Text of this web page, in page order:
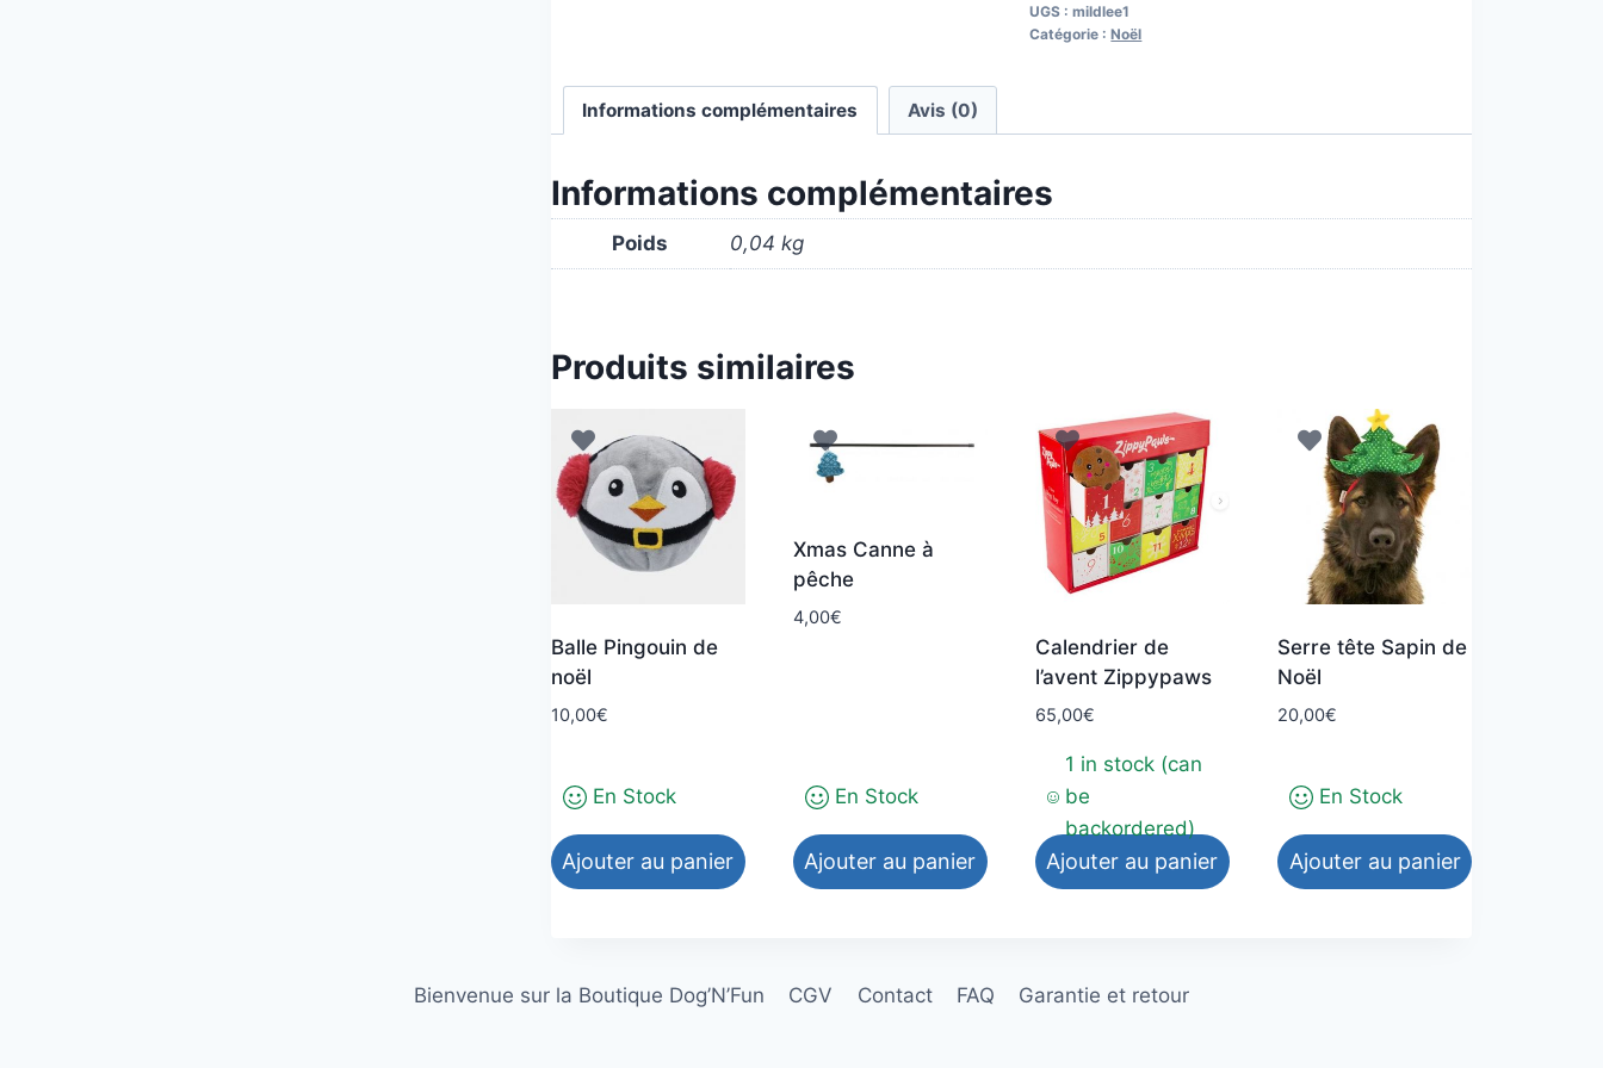
UGS :mildlee1
Catégorie :Noël
Informations complémentaires Avis (0)
Informations complémentaires
Poids 0,04 kg
Produits similaires
Balle Pingouin de
noël
10,00€
En Stock
Ajouter au panier
Xmas Canne à
pêche
4,00€
En Stock
Ajouter au panier
Calendrier de
l’avent Zippypaws
65,00€
1 in stock (can
be
backordered)
Ajouter au panier
Serre tête Sapin de
Noël
20,00€
En Stock
Ajouter au panier
Bienvenue sur la Boutique Dog’N’Fun CGV Contact FAQ Garantie et retour